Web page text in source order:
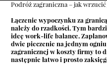
Podróż zagraniczna – jak
Łączenie wypoczynku za
należy do rzadkości. Tym
ideę work-life balance.
dwie pieczenie na jednym
zagranicznej w koszty firmy to
następnie łatwo i prosto